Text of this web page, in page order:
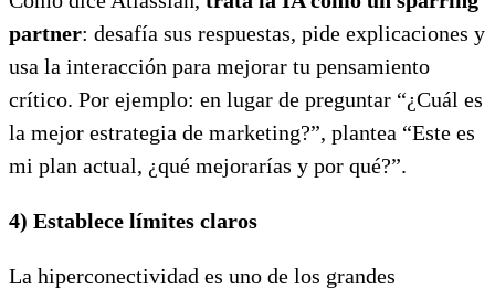
partner: desafía sus respuestas, pide explicaciones y
usa la interacción para mejorar tu pensamiento
crítico. Por ejemplo: en lugar de preguntar “¿Cuál es
la mejor estrategia de marketing?”, plantea “Este es
mi plan actual, ¿qué mejorarías y por qué?”.
4) Establece límites claros
La hiperconectividad es uno de los grandes